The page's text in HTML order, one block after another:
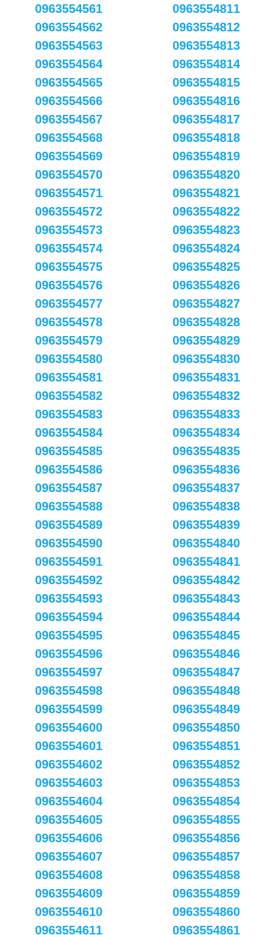
0963554561
0963554562
0963554563
0963554564
0963554565
0963554566
0963554567
0963554568
0963554569
0963554570
0963554571
0963554572
0963554573
0963554574
0963554575
0963554576
0963554577
0963554578
0963554579
0963554580
0963554581
0963554582
0963554583
0963554584
0963554585
0963554586
0963554587
0963554588
0963554589
0963554590
0963554591
0963554592
0963554593
0963554594
0963554595
0963554596
0963554597
0963554598
0963554599
0963554600
0963554601
0963554602
0963554603
0963554604
0963554605
0963554606
0963554607
0963554608
0963554609
0963554610
0963554611
0963554811
0963554812
0963554813
0963554814
0963554815
0963554816
0963554817
0963554818
0963554819
0963554820
0963554821
0963554822
0963554823
0963554824
0963554825
0963554826
0963554827
0963554828
0963554829
0963554830
0963554831
0963554832
0963554833
0963554834
0963554835
0963554836
0963554837
0963554838
0963554839
0963554840
0963554841
0963554842
0963554843
0963554844
0963554845
0963554846
0963554847
0963554848
0963554849
0963554850
0963554851
0963554852
0963554853
0963554854
0963554855
0963554856
0963554857
0963554858
0963554859
0963554860
0963554861